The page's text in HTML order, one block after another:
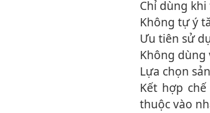
Chỉ dùng
Không tự ý
Ưu tiên sử
Không
Lựa chọn
Kết hợp
thuộc vào